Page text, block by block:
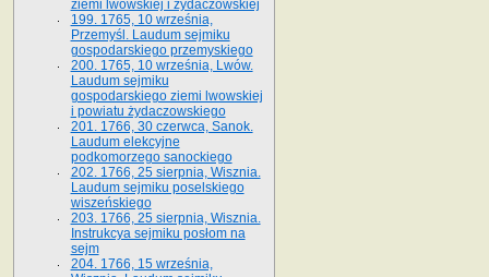
ziemi lwowskiej i żydaczowskiej
199. 1765, 10 września,
Przemyśl. Laudum sejmiku
gospodarskiego przemyskiego
200. 1765, 10 września, Lwów.
Laudum sejmiku
gospodarskiego ziemi lwowskiej
i powiatu żydaczowskiego
201. 1766, 30 czerwca, Sanok.
Laudum elekcyjne
podkomorzego sanockiego
202. 1766, 25 sierpnia, Wisznia.
Laudum sejmiku poselskiego
wiszeńskiego
203. 1766, 25 sierpnia, Wisznia.
Instrukcya sejmiku posłom na
sejm
204. 1766, 15 września,